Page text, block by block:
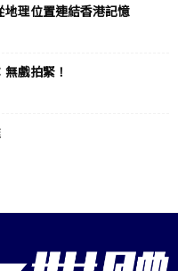
地理位置連結香港記憶
戲拍緊！